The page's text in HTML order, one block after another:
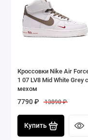
Кроссовки Nike Air
1 07 LV8 Mid White Grey с
мехом
7790 ₽ 13890 ₽
Купить